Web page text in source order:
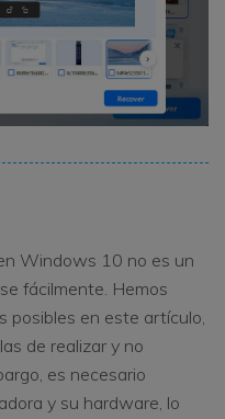
Windows 10 no es un
fácilmente. Hemos
posibles en este artículo,
de realizar y no
es necesario
y su hardware, lo